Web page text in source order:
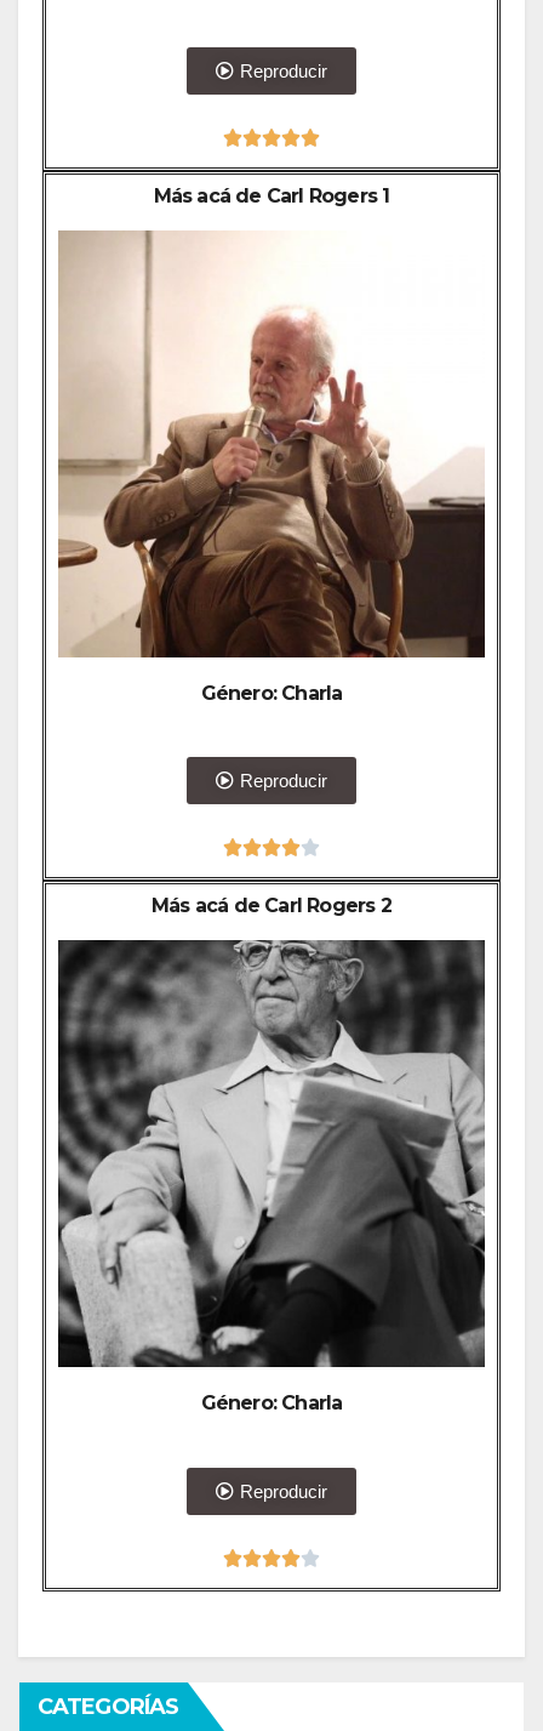
Reproducir

Más acá de Carl Rogers 1
Género: Charla
Reproducir

Más acá de Carl Rogers 2
Género: Charla
Reproducir

CATEGORÍAS